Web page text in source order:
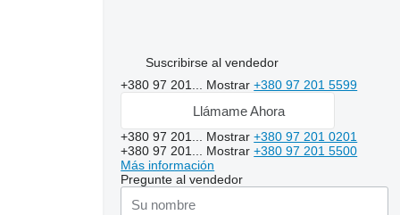
Suscribirse al vendedor
+380 97 201... Mostrar+380 97 201 5599
Llámame Ahora
+380 97 201... Mostrar+380 97 201 0201
+380 97 201... Mostrar+380 97 201 5500
Más información
Pregunte al vendedor